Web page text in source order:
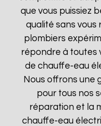
que vous puissiez
qualité sans vous
plombiers
répondre à toutes
de chauffe-eau
Nous offrons une
pour tous nos
réparation et la
chauffe-eau